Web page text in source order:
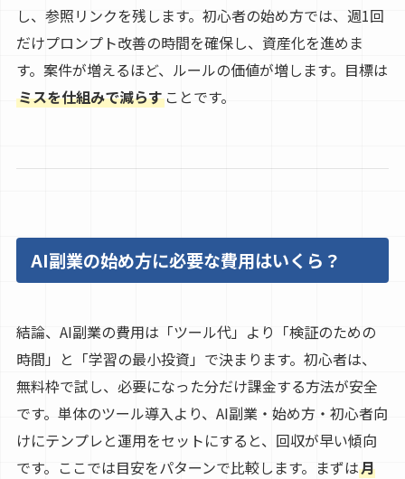
し、参照リンクを残します。初心者の始め方では、週1回
だけプロンプト改善の時間を確保し、資産化を進めま
す。案件が増えるほど、ルールの価値が増します。目標は
ミスを仕組みで減らすことです。
AI副業の始め方に必要な費用はいくら？
結論、AI副業の費用は「ツール代」より「検証のための
時間」と「学習の最小投資」で決まります。初心者は、
無料枠で試し、必要になった分だけ課金する方法が安全
です。単体のツール導入より、AI副業・始め方・初心者向
けにテンプレと運用をセットにすると、回収が早い傾向
です。ここでは目安をパターンで比較します。まずは月